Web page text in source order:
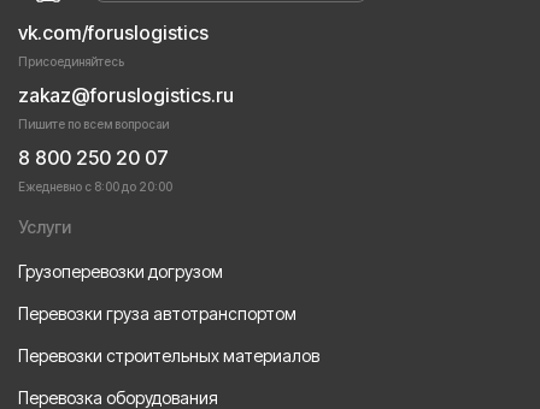
vk.com/foruslogistics
Присоединяйтесь
zakaz@foruslogistics.ru
Пишите по всем вопросаи
8 800 250 20 07
Ежедневно с 8:00 до 20:00
Услуги
Грузоперевозки догрузом
Перевозки груза автотранспортом
Перевозки строительных материалов
Перевозка оборудования